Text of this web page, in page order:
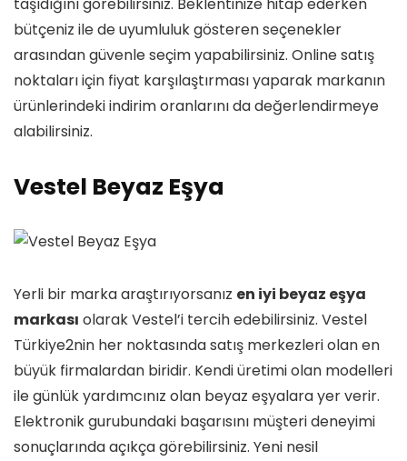
taşıdığını görebilirsiniz. Beklentinize hitap ederken
bütçeniz ile de uyumluluk gösteren seçenekler
arasından güvenle seçim yapabilirsiniz. Online satış
noktaları için fiyat karşılaştırması yaparak markanın
ürünlerindeki indirim oranlarını da değerlendirmeye
alabilirsiniz.
Vestel Beyaz Eşya
Yerli bir marka araştırıyorsanız en iyi beyaz eşya
markası olarak Vestel’i tercih edebilirsiniz. Vestel
Türkiye2nin her noktasında satış merkezleri olan en
büyük firmalardan biridir. Kendi üretimi olan modelleri
ile günlük yardımcınız olan beyaz eşyalara yer verir.
Elektronik gurubundaki başarısını müşteri deneyimi
sonuçlarında açıkça görebilirsiniz. Yeni nesil